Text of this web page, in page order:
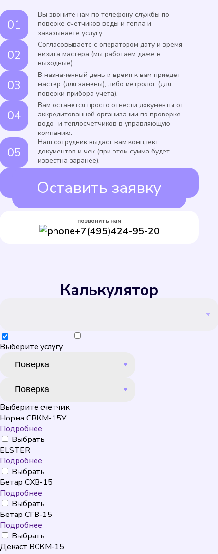
Вы звоните нам по телефону службы по
поверке счетчиков воды и тепла и
заказываете услугу.
Согласовываете с оператором дату и время
визита мастера (мы работаем даже в
выходные).
В назначенный день и время к вам приедет
мастер (для замены), либо метролог (для
поверки прибора учета).
Вам останется просто отнести документы от
аккредитованной организации по проверке
водо- и теплосчетчиков в управляющую
компанию.
Наш сотрудник выдаст вам комплект
документов и чек (при этом сумма будет
известна заранее).
Оставить заявку
позвонить нам
+7(495)424-95-20
Калькулятор
Выберите услугу
Выберите счетчик
Норма СВКМ-15У
Подробнее
Выбрать
ELSTER
Подробнее
Выбрать
Бетар СХВ-15
Подробнее
Выбрать
Бетар СГВ-15
Подробнее
Выбрать
Декаст ВСКМ-15